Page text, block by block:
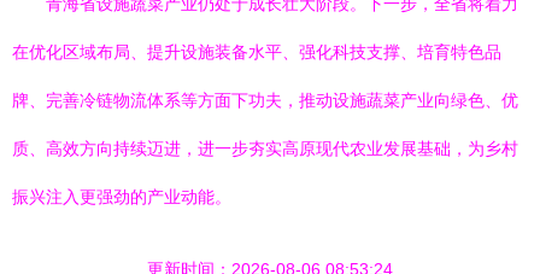
在优化区域布局、提升设施装备水平、强化科技支撑、培育特色品
牌、完善冷链物流体系等方面下功夫，推动设施蔬菜产业向绿色、优
质、高效方向持续迈进，进一步夯实高原现代农业发展基础，为乡村
振兴注入更强劲的产业动能。
更新时间：2026-08-06 08:53:24